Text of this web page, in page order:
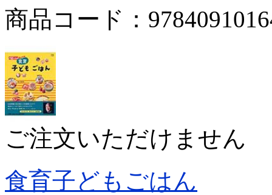
商品コード：
ご注文いただけません
食育子どもごはん